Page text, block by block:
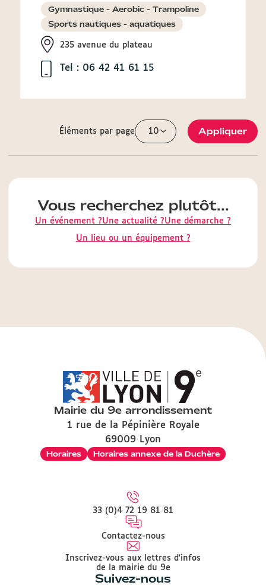
Gymnastique - Aerobic - Trampoline
Sports nautiques - aquatiques
235 avenue du plateau
Tel : 06 42 41 61 15
Éléments par page Appliquer
Vous recherchez plutôt...
Un événement ?Une actualité ?Une démarche ?
Un lieu ou un équipement ?
Mairie du 9e arrondissement
1 rue de la Pépinière Royale
69009 Lyon
Horaires
Horaires annexe de la Duchère
33 (0)4 72 19 81 81
Contactez-nous
Inscrivez-vous aux lettres d'infos
de la mairie du 9e
Suivez-nous